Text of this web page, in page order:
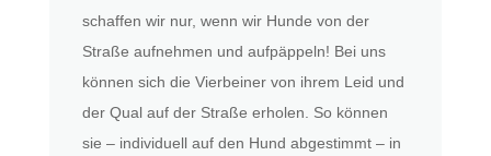
schaffen wir nur, wenn wir Hunde von der
Straße aufnehmen und aufpäppeln! Bei uns
können sich die Vierbeiner von ihrem Leid und
der Qual auf der Straße erholen. So können
sie – individuell auf den Hund abgestimmt – in